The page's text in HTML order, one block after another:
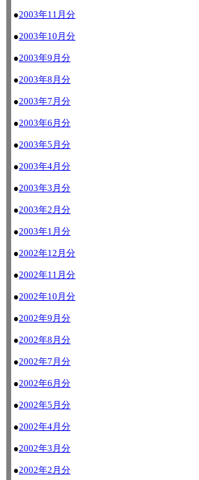
●2003年11月分
●2003年10月分
●2003年9月分
●2003年8月分
●2003年7月分
●2003年6月分
●2003年5月分
●2003年4月分
●2003年3月分
●2003年2月分
●2003年1月分
●2002年12月分
●2002年11月分
●2002年10月分
●2002年9月分
●2002年8月分
●2002年7月分
●2002年6月分
●2002年5月分
●2002年4月分
●2002年3月分
●2002年2月分